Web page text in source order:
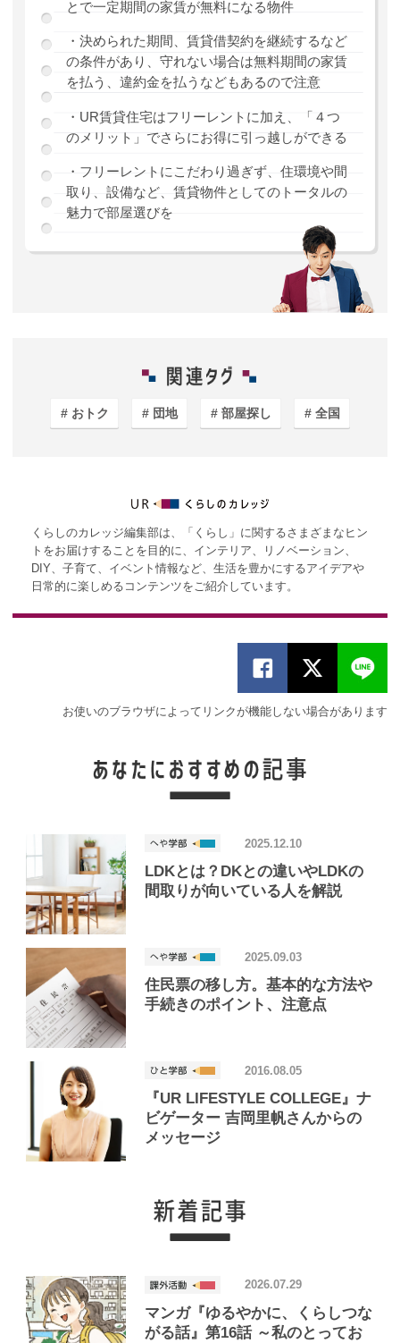
とで一定期間の家賃が無料になる物件
・決められた期間、賃貸借契約を継続するなど
の条件があり、守れない場合は無料期間の家賃
を払う、違約金を払うなどもあるので注意
・UR賃貸住宅はフリーレントに加え、「４つ
のメリット」でさらにお得に引っ越しができる
・フリーレントにこだわり過ぎず、住環境や間
取り、設備など、賃貸物件としてのトータルの
魅力で部屋選びを
おトク 団地 部屋探し 全国
くらしのカレッジ編集部は、「くらし」に関するさまざまなヒン
トをお届けすることを目的に、インテリア、リノベーション、
DIY、子育て、イベント情報など、生活を豊かにするアイデアや
日常的に楽しめるコンテンツをご紹介しています。
お使いのブラウザによってリンクが機能しない場合があります
LDKとは？DKとの違いやLDKの
間取りが向いている人を解説
2025.12.10
住民票の移し方。基本的な方法や
手続きのポイント、注意点
2025.09.03
『UR LIFESTYLE COLLEGE』ナ
ビゲーター 吉岡里帆さんからの
メッセージ
2016.08.05
マンガ『ゆるやかに、くらしつな
がる話』第16話 ～私のとってお
2026.07.29